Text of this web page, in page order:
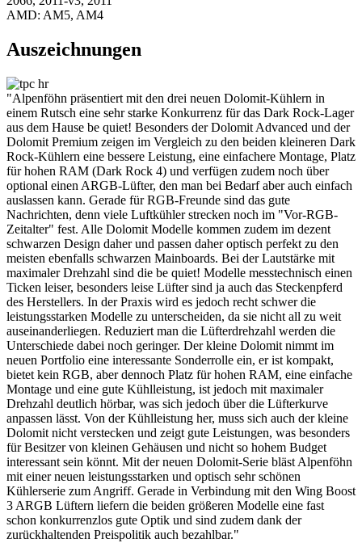
AMD: AM5, AM4
Auszeichnungen
"Alpenföhn präsentiert mit den drei neuen Dolomit-Kühlern in
einem Rutsch eine sehr starke Konkurrenz für das Dark Rock-Lager
aus dem Hause be quiet! Besonders der Dolomit Advanced und der
Dolomit Premium zeigen im Vergleich zu den beiden kleineren Dark
Rock-Kühlern eine bessere Leistung, eine einfachere Montage, Platz
für hohen RAM (Dark Rock 4) und verfügen zudem noch über
optional einen ARGB-Lüfter, den man bei Bedarf aber auch einfach
auslassen kann. Gerade für RGB-Freunde sind das gute
Nachrichten, denn viele Luftkühler strecken noch im "Vor-RGB-
Zeitalter" fest. Alle Dolomit Modelle kommen zudem im dezent
schwarzen Design daher und passen daher optisch perfekt zu den
meisten ebenfalls schwarzen Mainboards. Bei der Lautstärke mit
maximaler Drehzahl sind die be quiet! Modelle messtechnisch einen
Ticken leiser, besonders leise Lüfter sind ja auch das Steckenpferd
des Herstellers. In der Praxis wird es jedoch recht schwer die
leistungsstarken Modelle zu unterscheiden, da sie nicht all zu weit
auseinanderliegen. Reduziert man die Lüfterdrehzahl werden die
Unterschiede dabei noch geringer. Der kleine Dolomit nimmt im
neuen Portfolio eine interessante Sonderrolle ein, er ist kompakt,
bietet kein RGB, aber dennoch Platz für hohen RAM, eine einfache
Montage und eine gute Kühlleistung, ist jedoch mit maximaler
Drehzahl deutlich hörbar, was sich jedoch über die Lüfterkurve
anpassen lässt. Von der Kühlleistung her, muss sich auch der kleine
Dolomit nicht verstecken und zeigt gute Leistungen, was besonders
für Besitzer von kleinen Gehäusen und nicht so hohem Budget
interessant sein könnt. Mit der neuen Dolomit-Serie bläst Alpenföhn
mit einer neuen leistungsstarken und optisch sehr schönen
Kühlerserie zum Angriff. Gerade in Verbindung mit den Wing Boost
3 ARGB Lüftern liefern die beiden größeren Modelle eine fast
schon konkurrenzlos gute Optik und sind zudem dank der
zurückhaltenden Preispolitik auch bezahlbar."